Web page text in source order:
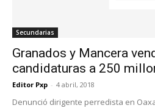
Secundarias
Granados y Mancera
candidaturas a 250
Editor Pxp - 4 abril, 2018
Denunció dirigente perredista en